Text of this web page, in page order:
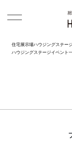
住宅展示場ハウジングステー
ハウジングステージイベント